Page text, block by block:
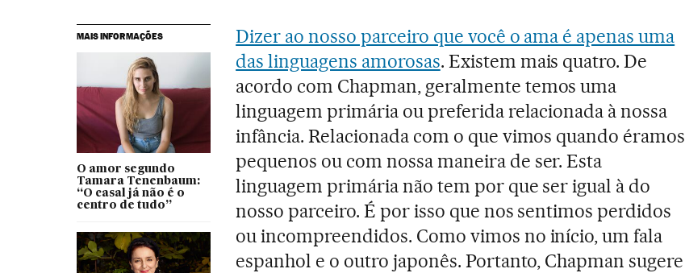
MAIS INFORMAÇÕES
O amor segundo
Tamara Tenenbaum:
“O casal já não é o
centro de tudo”
Dizer ao nosso parceiro que você o ama é apenas uma
das linguagens amorosas. Existem mais quatro. De
acordo com Chapman, geralmente temos uma
linguagem primária ou preferida relacionada à nossa
infância. Relacionada com o que vimos quando éramos
pequenos ou com nossa maneira de ser. Esta
linguagem primária não tem por que ser igual à do
nosso parceiro. É por isso que nos sentimos perdidos
ou incompreendidos. Como vimos no início, um fala
espanhol e o outro japonês. Portanto, Chapman sugere